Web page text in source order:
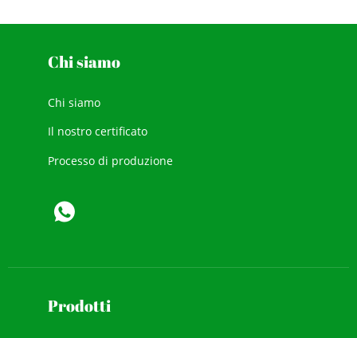
Chi siamo
Chi siamo
Il nostro certificato
Processo di produzione
Prodotti